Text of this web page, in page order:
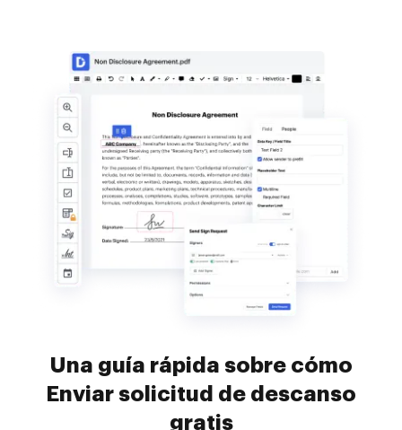
Una guía rápida sobre cómo
Enviar solicitud de descanso
gratis